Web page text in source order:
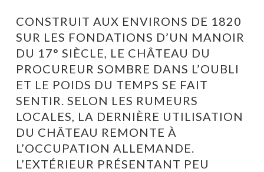
CONSTRUIT AUX ENVIRONS DE 1820
SUR LES FONDATIONS D’UN MANOIR
DU 17° SIÈCLE, LE CHÂTEAU DU
PROCUREUR SOMBRE DANS L’OUBLI
ET LE POIDS DU TEMPS SE FAIT
SENTIR. SELON LES RUMEURS
LOCALES, LA DERNIÈRE UTILISATION
DU CHÂTEAU REMONTE À
L’OCCUPATION ALLEMANDE.
L’EXTÉRIEUR PRÉSENTANT PEU